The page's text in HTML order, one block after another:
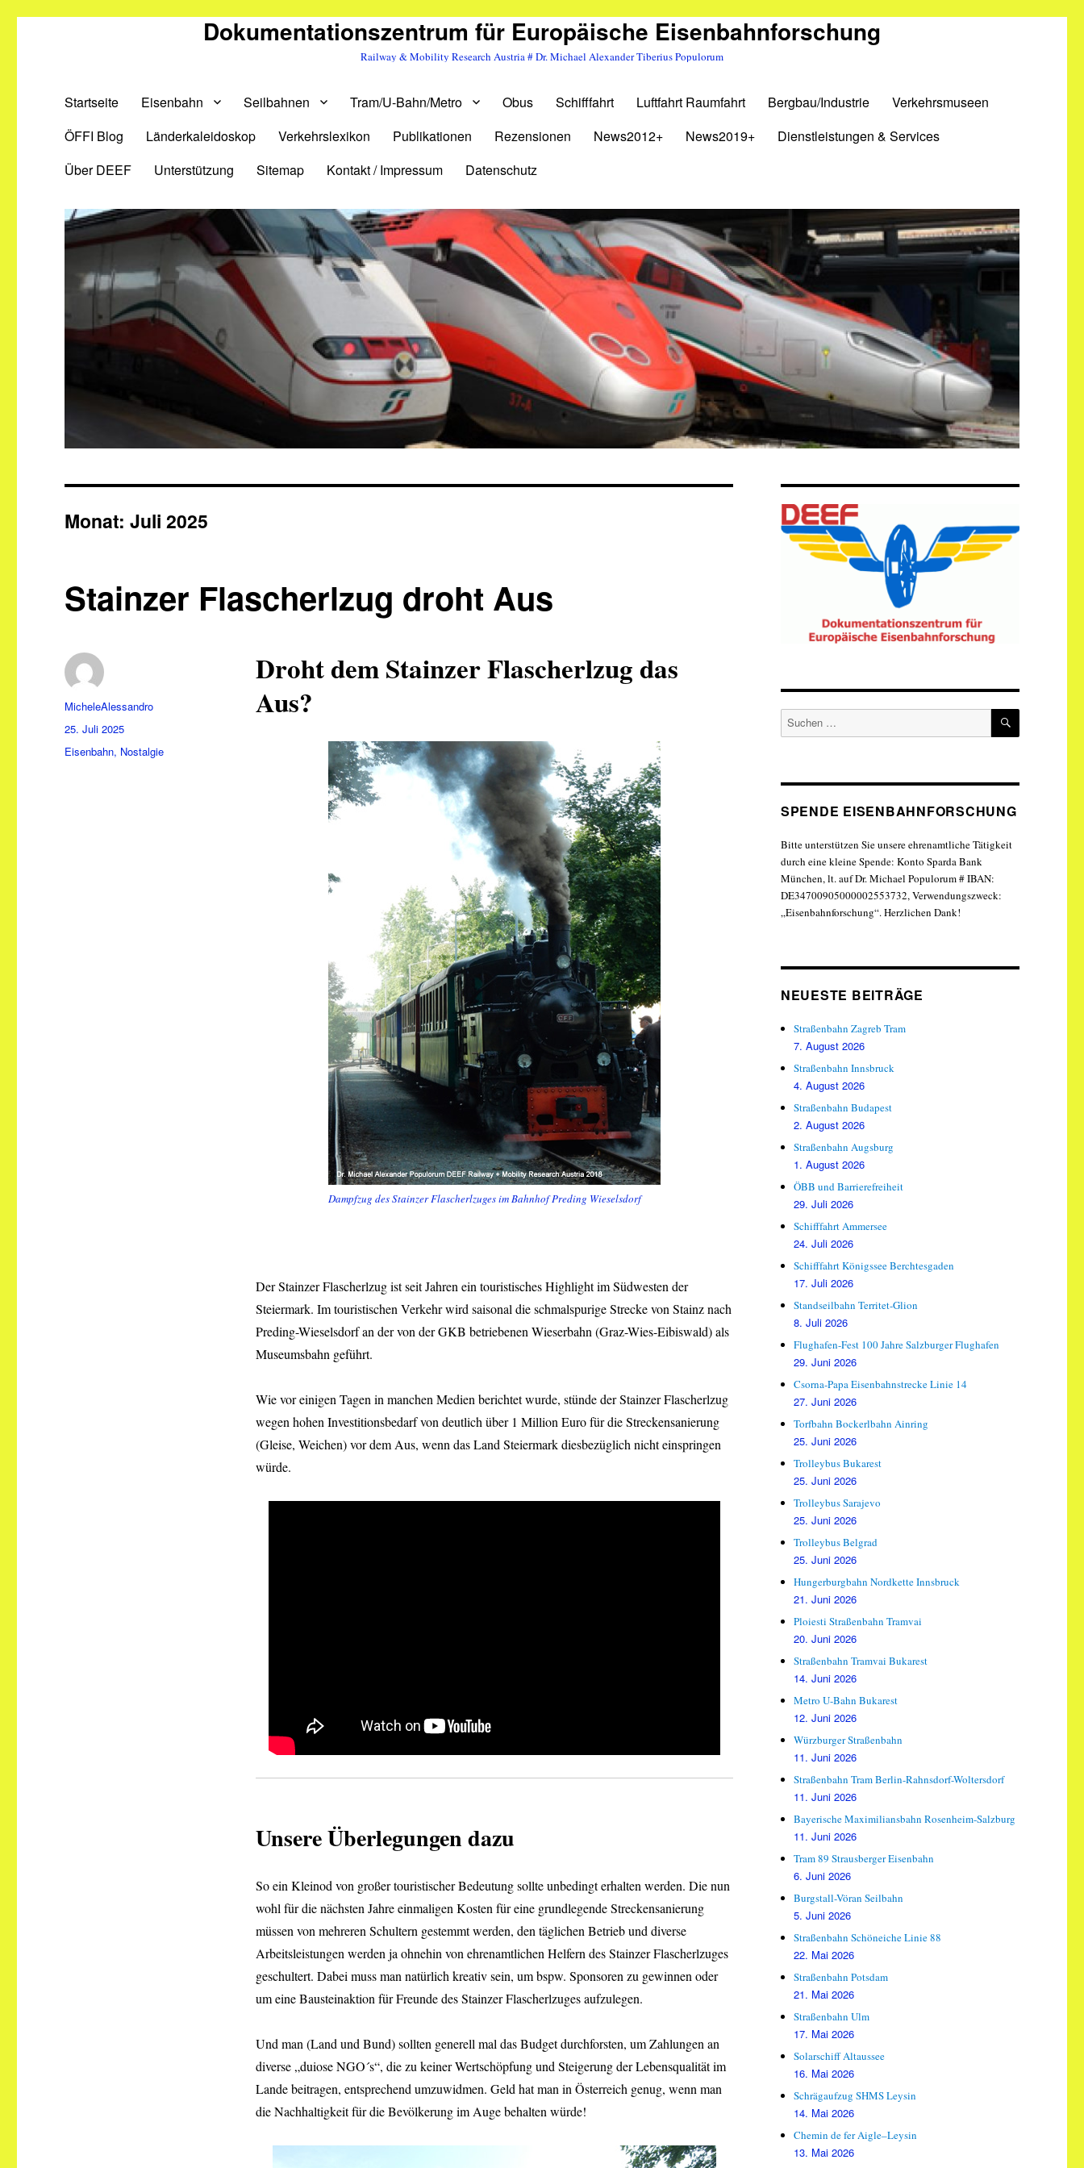
Dokumentationszentrum für Europäische Eisenbahnforschung
Railway & Mobility Research Austria # Dr. Michael Alexander Tiberius Populorum
Startseite Eisenbahn Seilbahnen Tram/U-Bahn/Metro Obus Schifffahrt Luftfahrt Raumfahrt Bergbau/Industrie
Verkehrsmuseen
ÖFFI Blog
Länderkaleidoskop Verkehrslexikon Publikationen Rezensionen News2012+ News2019+
Dienstleistungen & Services
Über DEEF
Unterstützung Sitemap Kontakt / Impressum Datenschutz
Monat:Juli 2025
Stainzer Flascherlzug droht Aus
Droht dem Stainzer Flascherlzug das
Aus?
Dampfzug des Stainzer Flascherlzuges im Bahnhof Preding Wieselsdorf
Der Stainzer Flascherlzug ist seit Jahren ein touristisches Highlight im Südwesten der
Steiermark. Im touristischen Verkehr wird saisonal die schmalspurige Strecke von Stainz nach
Preding-Wieselsdorf an der von der GKB betriebenen Wieserbahn (Graz-Wies-Eibiswald) als
Museumsbahn geführt.
Wie vor einigen Tagen in manchen Medien berichtet wurde, stünde der Stainzer Flascherlzug
wegen hohen Investitionsbedarf von deutlich über 1 Million Euro für die Streckensanierung
(Gleise, Weichen) vor dem Aus, wenn das Land Steiermark diesbezüglich nicht einspringen
würde.
Unsere Überlegungen dazu
So ein Kleinod von großer touristischer Bedeutung sollte unbedingt erhalten werden. Die nun
wohl für die nächsten Jahre einmaligen Kosten für eine grundlegende Streckensanierung
müssen von mehreren Schultern gestemmt werden, den täglichen Betrieb und diverse
Arbeitsleistungen werden ja ohnehin von ehrenamtlichen Helfern des Stainzer Flascherlzuges
geschultert. Dabei muss man natürlich kreativ sein, um bspw. Sponsoren zu gewinnen oder
um eine Bausteinaktion für Freunde des Stainzer Flascherlzuges aufzulegen.
Und man (Land und Bund) sollten generell mal das Budget durchforsten, um Zahlungen an
diverse „duiose NGO´s“, die zu keiner Wertschöpfung und Steigerung der Lebensqualität im
Lande beitragen, entsprechend umzuwidmen. Geld hat man in Österreich genug, wenn man
die Nachhaltigkeit für die Bevölkerung im Auge behalten würde!
Autor
MicheleAlessandro
Veröffentlicht
am
25. Juli 2025
Kategorien
Eisenbahn, Nostalgie
Suche
SUCHEN
SPENDE EISENBAHNFORSCHUNG
Bitte unterstützen Sie unsere ehrenamtliche Tätigkeit
durch eine kleine Spende: Konto Sparda Bank
München, lt. auf Dr. Michael Populorum # IBAN:
DE34700905000002553732, Verwendungszweck:
„Eisenbahnforschung“. Herzlichen Dank!
NEUESTE BEITRÄGE
Straßenbahn Zagreb Tram
7. August 2026
Straßenbahn Innsbruck
4. August 2026
Straßenbahn Budapest
2. August 2026
Straßenbahn Augsburg
1. August 2026
ÖBB und Barrierefreiheit
29. Juli 2026
Schifffahrt Ammersee
24. Juli 2026
Schifffahrt Königssee Berchtesgaden
17. Juli 2026
Standseilbahn Territet-Glion
8. Juli 2026
Flughafen-Fest 100 Jahre Salzburger Flughafen
29. Juni 2026
Csorna-Papa Eisenbahnstrecke Linie 14
27. Juni 2026
Torfbahn Bockerlbahn Ainring
25. Juni 2026
Trolleybus Bukarest
25. Juni 2026
Trolleybus Sarajevo
25. Juni 2026
Trolleybus Belgrad
25. Juni 2026
Hungerburgbahn Nordkette Innsbruck
21. Juni 2026
Ploiesti Straßenbahn Tramvai
20. Juni 2026
Straßenbahn Tramvai Bukarest
14. Juni 2026
Metro U-Bahn Bukarest
12. Juni 2026
Würzburger Straßenbahn
11. Juni 2026
Straßenbahn Tram Berlin-Rahnsdorf-Woltersdorf
11. Juni 2026
Bayerische Maximiliansbahn Rosenheim-Salzburg
11. Juni 2026
Tram 89 Strausberger Eisenbahn
6. Juni 2026
Burgstall-Vöran Seilbahn
5. Juni 2026
Straßenbahn Schöneiche Linie 88
22. Mai 2026
Straßenbahn Potsdam
21. Mai 2026
Straßenbahn Ulm
17. Mai 2026
Solarschiff Altaussee
16. Mai 2026
Schrägaufzug SHMS Leysin
14. Mai 2026
Chemin de fer Aigle–Leysin
13. Mai 2026